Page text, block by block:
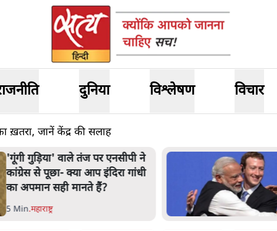
दुनिया विश्लेषण विचार
ख़तरा, जानें केंद्र की सलाह
'गूंगी गुड़िया' वाले तंज पर एनसीपी ने
कांग्रेस से पूछा- क्या आप इंदिरा गांधी
का अपमान सही मानते हैं?
5 Min.महाराष्ट्र